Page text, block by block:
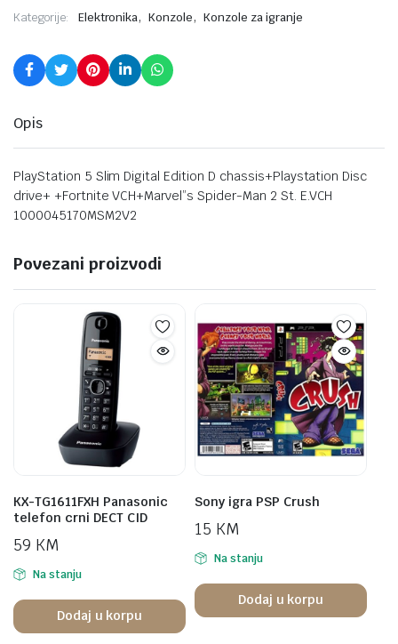
Kategorije: Elektronika, Konzole, Konzole za igranje
Opis
PlayStation 5 Slim Digital Edition D chassis+Playstation Disc
drive+ +Fortnite VCH+Marvel”s Spider-Man 2 St. E.VCH
1000045170MSM2V2
Povezani proizvodi
KX-TG1611FXH Panasonic
telefon crni DECT CID
59 KM
Na stanju
Dodaj u korpu
Sony igra PSP Crush
15 KM
Na stanju
Dodaj u korpu